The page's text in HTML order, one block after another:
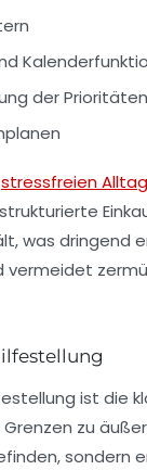
der Prioritäten
stressfreien Alltag
was dringend
vermeidet
ist die
zu
sondern